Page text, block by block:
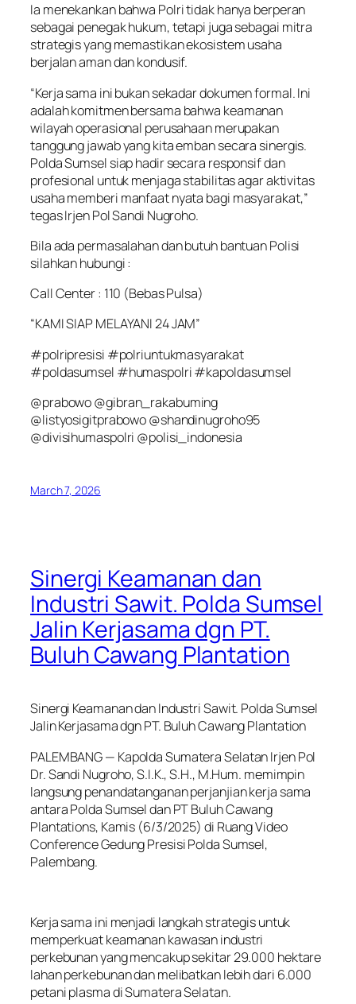
Ia menekankan bahwa Polri tidak hanya berperan
sebagai penegak hukum, tetapi juga sebagai mitra
strategis yang memastikan ekosistem usaha
berjalan aman dan kondusif.
“Kerja sama ini bukan sekadar dokumen formal. Ini
adalah komitmen bersama bahwa keamanan
wilayah operasional perusahaan merupakan
tanggung jawab yang kita emban secara sinergis.
Polda Sumsel siap hadir secara responsif dan
profesional untuk menjaga stabilitas agar aktivitas
usaha memberi manfaat nyata bagi masyarakat,”
tegas Irjen Pol Sandi Nugroho.
Bila ada permasalahan dan butuh bantuan Polisi
silahkan hubungi :
Call Center : 110 (Bebas Pulsa)
“KAMI SIAP MELAYANI 24 JAM”
#polripresisi #polriuntukmasyarakat
#poldasumsel #humaspolri #kapoldasumsel
@prabowo @gibran_rakabuming
@listyosigitprabowo @shandinugroho95
@divisihumaspolri @polisi_indonesia
March 7, 2026
Sinergi Keamanan dan
Industri Sawit. Polda Sumsel
Jalin Kerjasama dgn PT.
Buluh Cawang Plantation
Sinergi Keamanan dan Industri Sawit. Polda Sumsel
Jalin Kerjasama dgn PT. Buluh Cawang Plantation
PALEMBANG — Kapolda Sumatera Selatan Irjen Pol
Dr. Sandi Nugroho, S.I.K., S.H., M.Hum. memimpin
langsung penandatanganan perjanjian kerja sama
antara Polda Sumsel dan PT Buluh Cawang
Plantations, Kamis (6/3/2025) di Ruang Video
Conference Gedung Presisi Polda Sumsel,
Palembang.
Kerja sama ini menjadi langkah strategis untuk
memperkuat keamanan kawasan industri
perkebunan yang mencakup sekitar 29.000 hektare
lahan perkebunan dan melibatkan lebih dari 6.000
petani plasma di Sumatera Selatan.